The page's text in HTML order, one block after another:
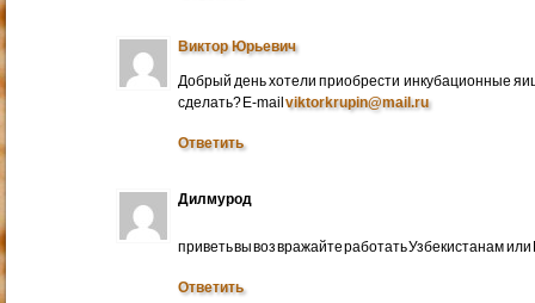
Виктор Юрьевич
Добрый день хотели приобрести инкубационные
сделать? E-mailviktorkrupin@mail.ru
Ответить
Дилмурод
приветь вы воз вражайте работать Узбекистанам
Ответить